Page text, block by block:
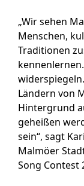
„Wir sehen
Menschen,
Traditionen
Ländern von
Hintergrund
geheißen
sein“, sagt
Malmöer
Song Contest